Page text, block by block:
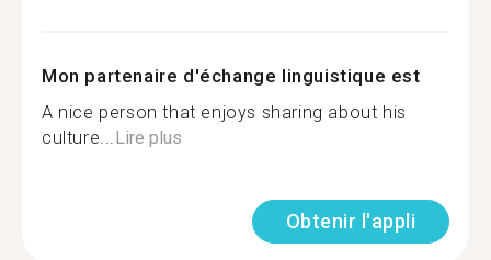
Mon partenaire d'échange linguistique est
A nice person that enjoys sharing about his
culture...Lire plus
Obtenir l'appli